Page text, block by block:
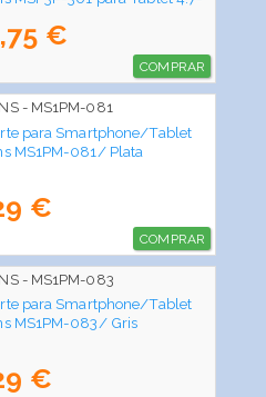
€
COMPRAR
- MS1PM-081
para Smartphone/Tablet
MS1PM-081/ Plata
€
COMPRAR
- MS1PM-083
para Smartphone/Tablet
MS1PM-083/ Gris
€